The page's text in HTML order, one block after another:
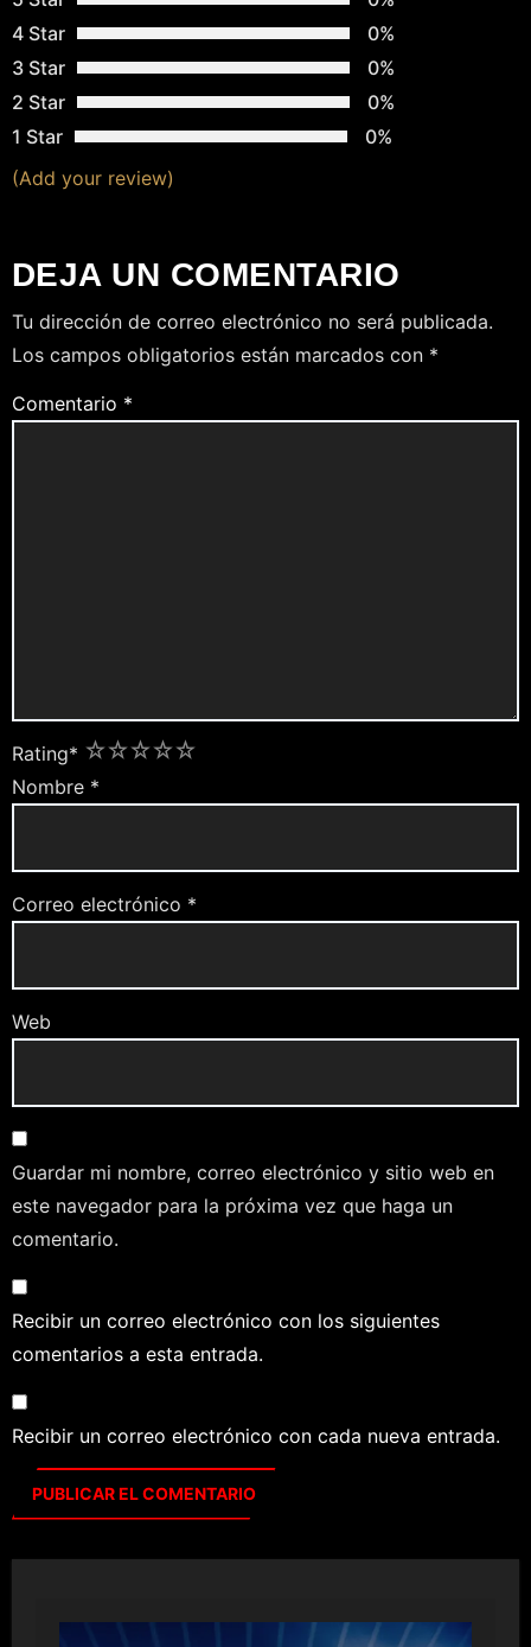
S
4 Star
0%
3 Star
0%
2 Star
0%
1 Star
0%
(Add your review)
DEJA UN COMENTARIO
Tu dirección de correo electrónico no será publicada.
Los campos obligatorios están marcados con *
Comentario *
Rating* 5
4
3
2
1
Nombre *
Correo electrónico *
Web
Guardar mi nombre, correo electrónico y sitio web en
este navegador para la próxima vez que haga un
comentario.
Recibir un correo electrónico con los siguientes
comentarios a esta entrada.
Recibir un correo electrónico con cada nueva entrada.